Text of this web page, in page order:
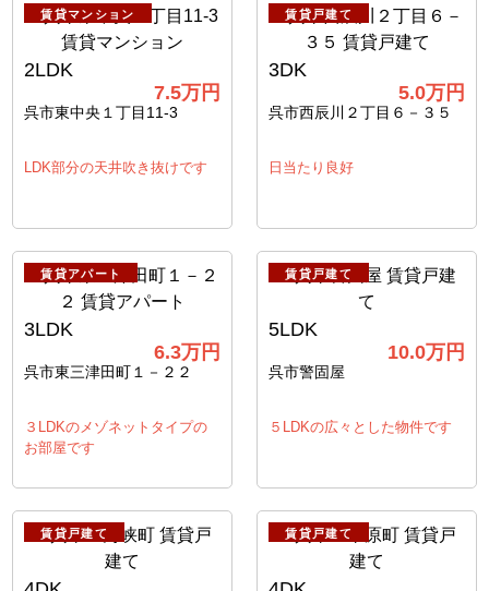
賃貸マンション
2LDK
7.5万円
呉市東中央１丁目11-3
LDK部分の天井吹き抜けです
賃貸戸建て
3DK
5.0万円
呉市西辰川２丁目６－３５
日当たり良好
賃貸アパート
3LDK
6.3万円
呉市東三津田町１－２２
３LDKのメゾネットタイプの
お部屋です
賃貸戸建て
5LDK
10.0万円
呉市警固屋
５LDKの広々とした物件です
賃貸戸建て 賃貸戸建て